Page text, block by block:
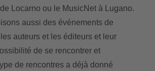
Locarno ou le MusicNet à Lugano.
aussi des événements de
auteurs et les éditeurs et leur
de se rencontrer et
de rencontres a déjà donné